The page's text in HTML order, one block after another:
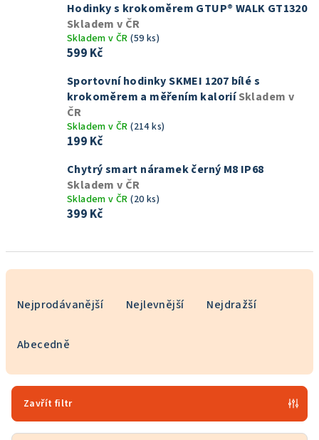
Hodinky s krokoměrem GTUP® WALK GT1320
Skladem v ČR
Skladem v ČR(59 ks)
599 Kč
Sportovní hodinky SKMEI 1207 bílé s
krokoměrem a měřením kaloriíSkladem v
ČR
Skladem v ČR(214 ks)
199 Kč
Chytrý smart náramek černý M8 IP68
Skladem v ČR
Skladem v ČR(20 ks)
399 Kč
r
Nejprodávanější Nejlevnější Nejdražší
Abecedně
Zavřít filtr